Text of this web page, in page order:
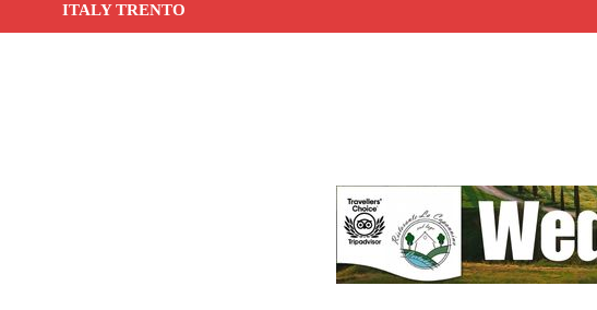
ITALY TRENTO